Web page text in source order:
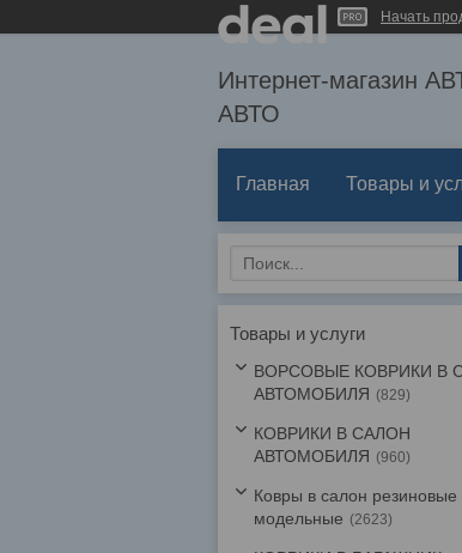
Начать
Интернет-
АВТО
Главная Товары и
Товары и услуги
ВОРСОВЫЕ КОВРИКИ В
АВТОМОБИЛЯ
829
КОВРИКИ В САЛОН
АВТОМОБИЛЯ
960
Ковры в салон резиновые
модельные
2623